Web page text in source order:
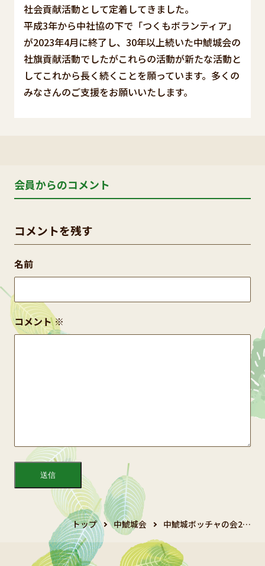
社会貢献活動として定着してきました。
平成3年から中社協の下で「つくもボランティア」
が2023年4月に終了し、30年以上続いた中鯱城会の
社旗貢献活動でしたがこれらの活動が新たな活動と
してこれから長く続くことを願っています。多くの
みなさんのご支援をお願いいたします。
会員からのコメント
コメントを残す
コメント※
名前
トップ 中鯱城会 中鯱城ボッチャの会2…